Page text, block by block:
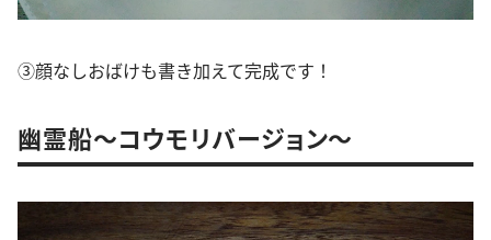
③顔なしおばけも書き加えて完成です！
幽霊船～コウモリバージョン～